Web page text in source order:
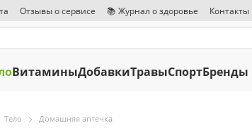
Отзывы о сервисе 📚 Журнал о здоровье Контакты
ВитаминыДобавкиТравыСпортБренды
Тело Домашняя аптечка